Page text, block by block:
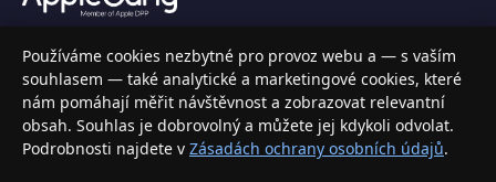
Váš specializovaný obchod s Apple produkty, příslušenstvím a
elektronikou. Nakupujte bezpečně a s jistotou.
INFORMACE
Doprava a doručení
Používáme cookies nezbytné pro provoz webu a — s vaším
souhlasem — také analytické a marketingové cookies, které
nám pomáhají měřit návštěvnost a zobrazovat relevantní
obsah. Souhlas je dobrovolný a můžete jej kdykoli odvolat.
Podrobnosti najdete v Zásadách ochrany osobních údajů.